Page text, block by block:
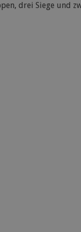
drei Siege und